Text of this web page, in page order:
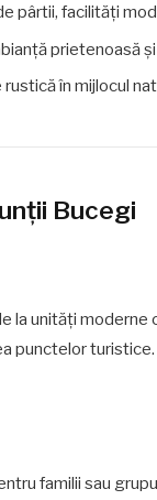
pârtii, facilități
prietenoasă
rustică în mijlocul
Bucegi
la unități moderne
punctelor
familii sau